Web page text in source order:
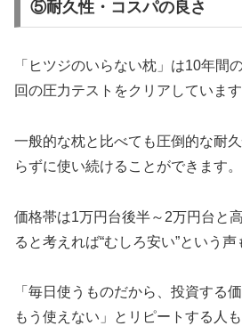
⑤耐久性・コスパの良さ
「ヒツジのいらない枕」は10年間
回の圧力テストをクリアしています
一般的な枕と比べても圧倒的な耐
らずに使い続けることができます。
価格帯は1万円台後半～2万円台と
ると考えれば“むしろ安い”という声
「毎日使うものだから、投資する
もう使えない」とリピートする人も